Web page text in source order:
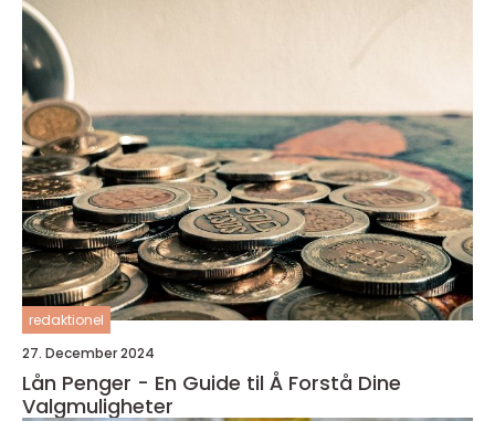
redaktionel
27. December 2024
Lån Penger - En Guide til Å Forstå Dine
Valgmuligheter